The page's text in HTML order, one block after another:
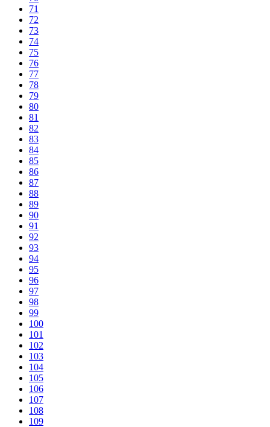
71
72
73
74
75
76
77
78
79
80
81
82
83
84
85
86
87
88
89
90
91
92
93
94
95
96
97
98
99
100
101
102
103
104
105
106
107
108
109